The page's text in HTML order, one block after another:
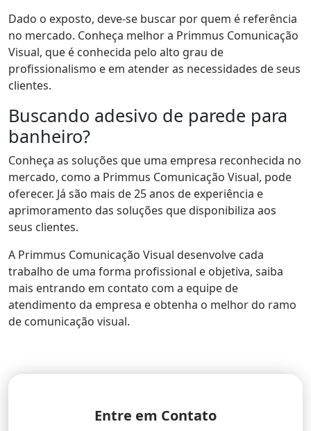
Dado o exposto, deve-se buscar por quem é referência
no mercado. Conheça melhor a Primmus Comunicação
Visual, que é conhecida pelo alto grau de
profissionalismo e em atender as necessidades de seus
clientes.
Buscando adesivo de parede para
banheiro?
Conheça as soluções que uma empresa reconhecida no
mercado, como a Primmus Comunicação Visual, pode
oferecer. Já são mais de 25 anos de experiência e
aprimoramento das soluções que disponibiliza aos
seus clientes.
A Primmus Comunicação Visual desenvolve cada
trabalho de uma forma profissional e objetiva, saiba
mais entrando em contato com a equipe de
atendimento da empresa e obtenha o melhor do ramo
de comunicação visual.
Entre em Contato